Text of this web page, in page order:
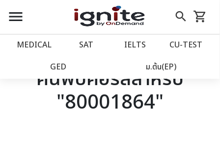
close
account_balance หน้าแรก
เว็บไซต์อิกไนท์
โปรโมชั่น
menu search
Skip
to
shopping_cart
รถเข็น
MEDICAL SAT IELTS CU‑TEST
GED ม.ต้น(EP)
ค้นพบคอร์สสำหรับ
"80001864"